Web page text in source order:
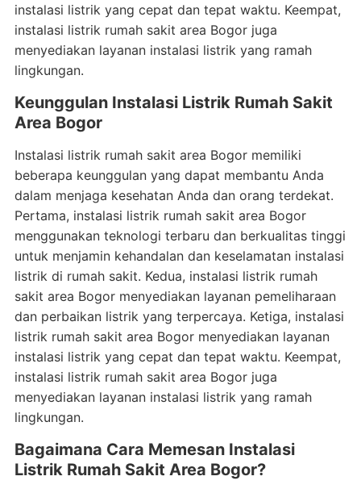
instalasi listrik yang cepat dan tepat waktu. Keempat,
instalasi listrik rumah sakit area Bogor juga
menyediakan layanan instalasi listrik yang ramah
lingkungan.
Keunggulan Instalasi Listrik Rumah Sakit
Area Bogor
Instalasi listrik rumah sakit area Bogor memiliki
beberapa keunggulan yang dapat membantu Anda
dalam menjaga kesehatan Anda dan orang terdekat.
Pertama, instalasi listrik rumah sakit area Bogor
menggunakan teknologi terbaru dan berkualitas tinggi
untuk menjamin kehandalan dan keselamatan instalasi
listrik di rumah sakit. Kedua, instalasi listrik rumah
sakit area Bogor menyediakan layanan pemeliharaan
dan perbaikan listrik yang terpercaya. Ketiga, instalasi
listrik rumah sakit area Bogor menyediakan layanan
instalasi listrik yang cepat dan tepat waktu. Keempat,
instalasi listrik rumah sakit area Bogor juga
menyediakan layanan instalasi listrik yang ramah
lingkungan.
Bagaimana Cara Memesan Instalasi
Listrik Rumah Sakit Area Bogor?